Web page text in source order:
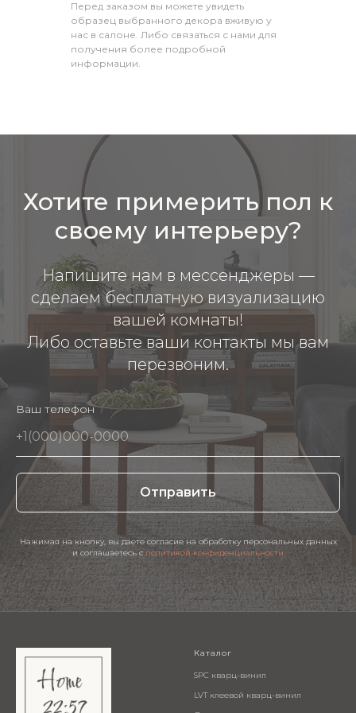
Перед заказом вы можете увидеть
образец выбранного декора вживую у
нас в салоне. Либо связаться с нами для
получения более подробной
информации.
Хотите примерить пол к
своему интерьеру?
Напишите нам в мессенджеры —
сделаем бесплатную визуализацию
вашей комнаты!
Либо оставьте ваши контакты мы вам
перезвоним.
Ваш телефон
Отправить
Нажимая на кнопку, вы даете согласие на обработку персональных данных
и соглашаетесь c политикой конфиденциальности
Каталог
SPC кварц-винил
LVT клеевой кварц-винил